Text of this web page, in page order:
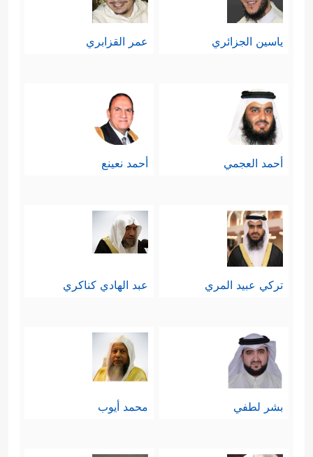
ياسين الجزائري عمر القزابري
أحمد العجمي أحمد نعينع
تركي عبيد المري عبد الهادي كناكري
بشر لطفي محمد أيوب